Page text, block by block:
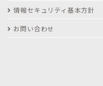
情報セキュリティ基本方針
お問い合わせ